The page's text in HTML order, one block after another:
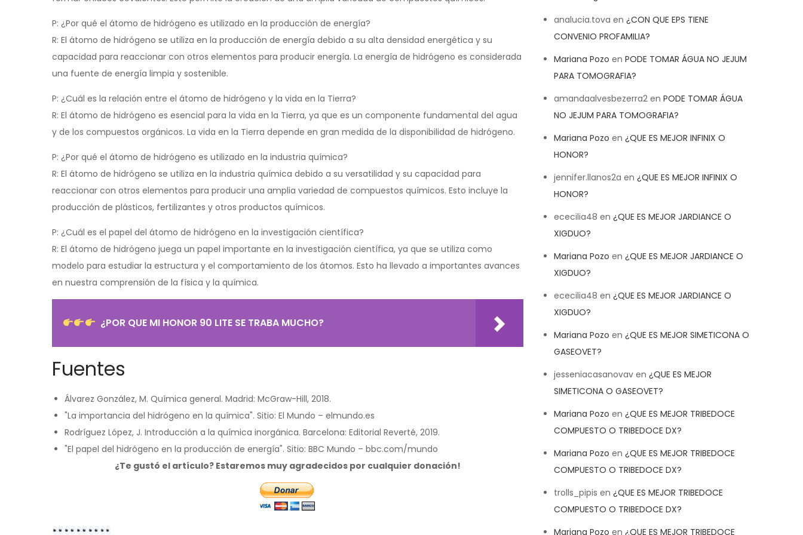
P: ¿Por qué el átomo de hidrógeno es utilizado en la producción de energía?
R: El átomo de hidrógeno se utiliza en la producción de energía debido a su alta densidad energética y su
capacidad para reaccionar con otros elementos para producir energía. La energía de hidrógeno es considerada
una fuente de energía limpia y sostenible.
P: ¿Cuál es la relación entre el átomo de hidrógeno y la vida en la Tierra?
R: El átomo de hidrógeno es esencial para la vida en la Tierra, ya que es un componente fundamental del agua
y de los compuestos orgánicos. La vida en la Tierra depende en gran medida de la disponibilidad de hidrógeno.
P: ¿Por qué el átomo de hidrógeno es utilizado en la industria química?
R: El átomo de hidrógeno se utiliza en la industria química debido a su versatilidad y su capacidad para
reaccionar con otros elementos para producir una amplia variedad de compuestos químicos. Esto incluye la
producción de plásticos, fertilizantes y otros productos químicos.
P: ¿Cuál es el papel del átomo de hidrógeno en la investigación científica?
R: El átomo de hidrógeno juega un papel importante en la investigación científica, ya que se utiliza como
modelo para estudiar la estructura y el comportamiento de los átomos. Esto ha llevado a importantes avances
en nuestra comprensión de la física y la química.
¿POR QUE MI HONOR 90 LITE SE TRABA MUCHO?
Fuentes
Álvarez González, M. Química general. Madrid: McGraw-Hill, 2018.
"La importancia del hidrógeno en la química". Sitio: El Mundo – elmundo.es
Rodríguez López, J. Introducción a la química inorgánica. Barcelona: Editorial Reverté, 2019.
"El papel del hidrógeno en la producción de energía". Sitio: BBC Mundo – bbc.com/mundo
¿Te gustó el artículo? Estaremos muy agradecidos por cualquier donación!
analucia.tova en ¿CON QUE EPS TIENE
CONVENIO PROFAMILIA?
Mariana Pozo en PODE TOMAR ÁGUA NO JEJUM
PARA TOMOGRAFIA?
amandaalvesbezerra2 en PODE TOMAR ÁGUA
NO JEJUM PARA TOMOGRAFIA?
Mariana Pozo en ¿QUE ES MEJOR INFINIX O
HONOR?
jennifer.llanos2a en ¿QUE ES MEJOR INFINIX O
HONOR?
ececilia48 en ¿QUE ES MEJOR JARDIANCE O
XIGDUO?
Mariana Pozo en ¿QUE ES MEJOR JARDIANCE O
XIGDUO?
ececilia48 en ¿QUE ES MEJOR JARDIANCE O
XIGDUO?
Mariana Pozo en ¿QUE ES MEJOR SIMETICONA O
GASEOVET?
jesseniacasanovav en ¿QUE ES MEJOR
SIMETICONA O GASEOVET?
Mariana Pozo en ¿QUE ES MEJOR TRIBEDOCE
COMPUESTO O TRIBEDOCE DX?
Mariana Pozo en ¿QUE ES MEJOR TRIBEDOCE
COMPUESTO O TRIBEDOCE DX?
trolls_pipis en ¿QUE ES MEJOR TRIBEDOCE
COMPUESTO O TRIBEDOCE DX?
Mariana Pozo en ¿QUE ES MEJOR TRIBEDOCE